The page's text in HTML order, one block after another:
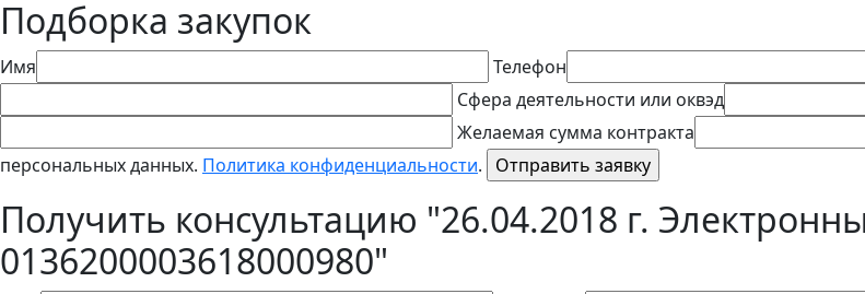
Подборка закупок
Имя Телефон
Сфера деятельности или оквэд
Желаемая сумма контракта
персональных данных. Политика конфиденциальности.
Получить консультацию "26.04.2018 г.
0136200003618000980"